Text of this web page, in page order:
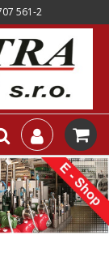
561-2